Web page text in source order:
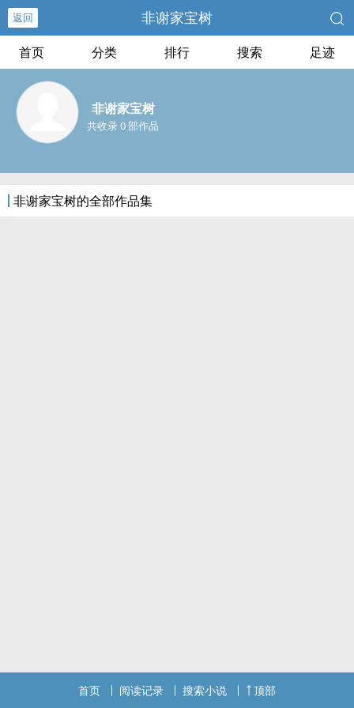
返回 非谢家宝树
首页 分类 排行 搜索 足迹
非谢家宝树
共收录 0 部作品
非谢家宝树的全部作品集
首页 阅读记录 搜索小说 顶部